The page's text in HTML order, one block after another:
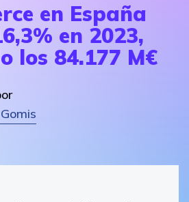
en España
en 2023,
los 84.177 M€